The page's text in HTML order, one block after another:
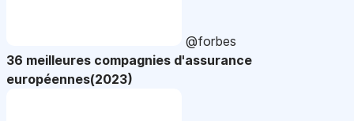
@forbes
36 meilleures compagnies d'assurance
européennes(2023)